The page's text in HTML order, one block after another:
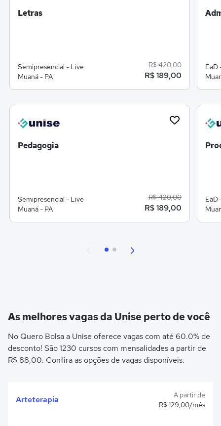
Letras
Semipresencial - Live
Muaná - PA
R$ 420,00
R$ 189,00
Pedagogia
Semipresencial - Live
Muaná - PA
R$ 420,00
R$ 189,00
EaD
EaD
As melhores vagas da Unise perto de você
No Quero Bolsa a Unise oferece vagas com até 60.0% de
desconto! São 1230 cursos com mensalidades a partir de
R$ 88,00. Confira as opções de vagas disponíveis.
Arteterapia
A partir de
R$ 129,00/mês